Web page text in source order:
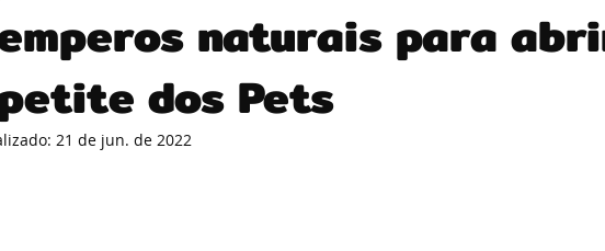
naturais para
dos Pets
21 de jun. de 2022